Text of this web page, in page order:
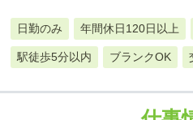
日勤のみ 年間休日120日以上
駅徒歩5分以内 ブランクOK